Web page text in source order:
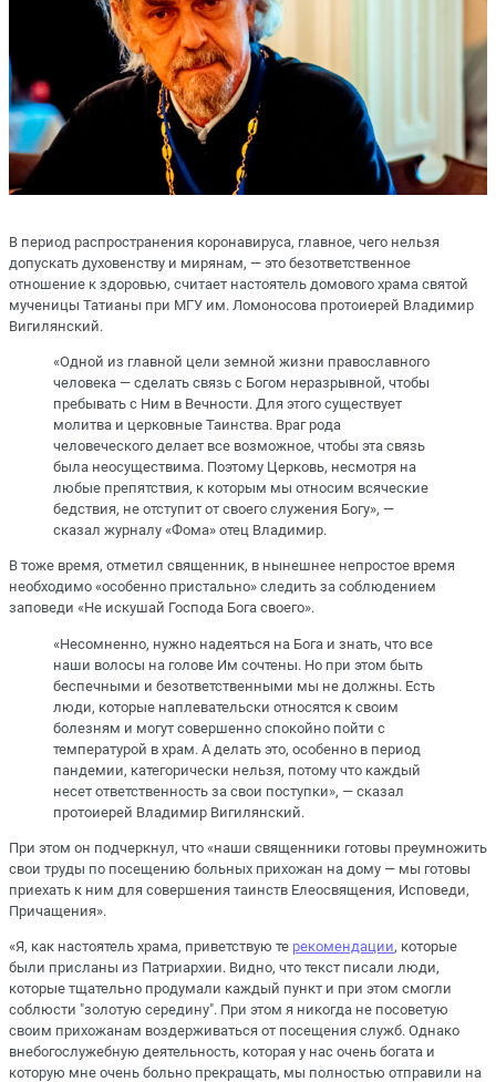
В период распространения коронавируса, главное, чего нельзя
допускать духовенству и мирянам, — это безответственное
отношение к здоровью, считает настоятель домового храма святой
мученицы Татианы при МГУ им. Ломоносова протоиерей Владимир
Вигилянский.
«Одной из главной цели земной жизни православного
человека — сделать связь с Богом неразрывной, чтобы
пребывать с Ним в Вечности. Для этого существует
молитва и церковные Таинства. Враг рода
человеческого делает все возможное, чтобы эта связь
была неосуществима. Поэтому Церковь, несмотря на
любые препятствия, к которым мы относим всяческие
бедствия, не отступит от своего служения Богу», —
сказал журналу «Фома» отец Владимир.
В тоже время, отметил священник, в нынешнее непростое время
необходимо «особенно пристально» следить за соблюдением
заповеди «Не искушай Господа Бога своего».
«Несомненно, нужно надеяться на Бога и знать, что все
наши волосы на голове Им сочтены. Но при этом быть
беспечными и безответственными мы не должны. Есть
люди, которые наплевательски относятся к своим
болезням и могут совершенно спокойно пойти с
температурой в храм. А делать это, особенно в период
пандемии, категорически нельзя, потому что каждый
несет ответственность за свои поступки», — сказал
протоиерей Владимир Вигилянский.
При этом он подчеркнул, что «наши священники готовы преумножить
свои труды по посещению больных прихожан на дому — мы готовы
приехать к ним для совершения таинств Елеосвящения, Исповеди,
Причащения».
«Я, как настоятель храма, приветствую те рекомендации, которые
были присланы из Патриархии. Видно, что текст писали люди,
которые тщательно продумали каждый пункт и при этом смогли
соблюсти "золотую середину". При этом я никогда не посоветую
своим прихожанам воздерживаться от посещения служб. Однако
внебогослужебную деятельность, которая у нас очень богата и
которую мне очень больно прекращать, мы полностью отправили на